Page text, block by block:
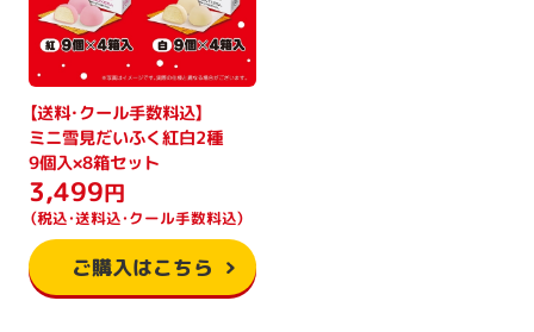
【送料・クール手数料込】
ミニ雪見だいふく紅白2種
9個入×8箱セット
3,499円
（税込・送料込・クール手数料込）
ご購入はこちら